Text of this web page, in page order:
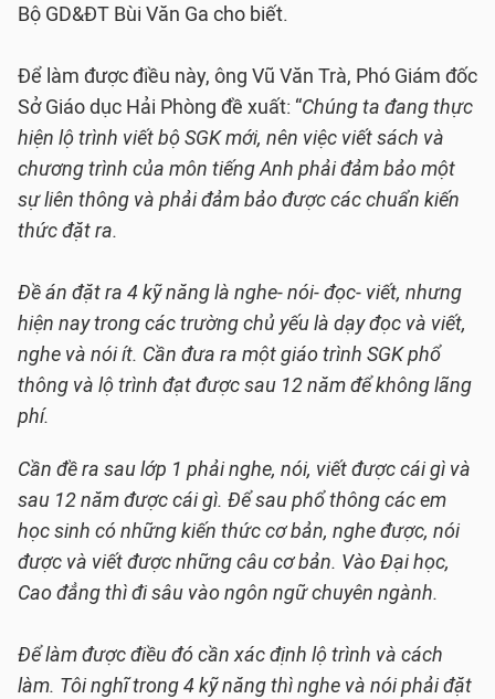
Bộ GD&ĐT Bùi Văn Ga cho biết.
Để làm được điều này, ông Vũ Văn Trà, Phó Giám đốc
Sở Giáo dục Hải Phòng đề xuất: “Chúng ta đang thực
hiện lộ trình viết bộ SGK mới, nên việc viết sách và
chương trình của môn tiếng Anh phải đảm bảo một
sự liên thông và phải đảm bảo được các chuẩn kiến
thức đặt ra.
Đề án đặt ra 4 kỹ năng là nghe- nói- đọc- viết, nhưng
hiện nay trong các trường chủ yếu là dạy đọc và viết,
nghe và nói ít. Cần đưa ra một giáo trình SGK phổ
thông và lộ trình đạt được sau 12 năm để không lãng
phí.
Cần đề ra sau lớp 1 phải nghe, nói, viết được cái gì và
sau 12 năm được cái gì. Để sau phổ thông các em
học sinh có những kiến thức cơ bản, nghe được, nói
được và viết được những câu cơ bản. Vào Đại học,
Cao đẳng thì đi sâu vào ngôn ngữ chuyên ngành.
Để làm được điều đó cần xác định lộ trình và cách
làm. Tôi nghĩ trong 4 kỹ năng thì nghe và nói phải đặt